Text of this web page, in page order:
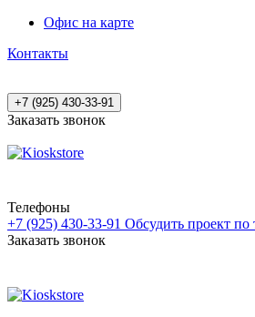
Офис на карте
Контакты
+7 (925) 430-33-91
Заказать звонок
Телефоны
+7 (925) 430-33-91 Обсудить проект по
Заказать звонок